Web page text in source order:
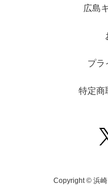
広島
プラ
特定商
Copyright © 浜